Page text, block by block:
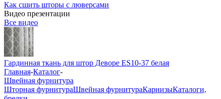
Как сшить шторы с люверсами
Видео презентации
Все видео
Гардинная ткань для штор Деворе ES10-37 белая
Главная-Каталог-
Швейная фурнитура
Шторная фурнитураШвейная фурнитураКарнизыКаталоги,